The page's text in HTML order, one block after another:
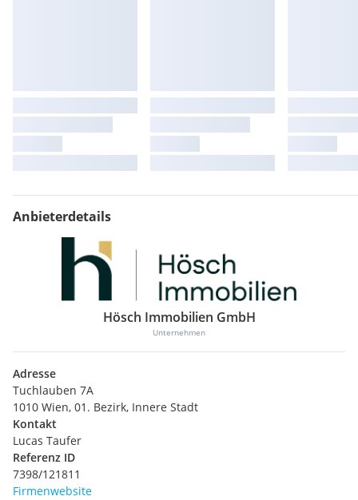
Anbieterdetails
Hösch Immobilien GmbH
Unternehmen
Adresse
Tuchlauben 7A
1010 Wien, 01. Bezirk, Innere Stadt
Kontakt
Lucas Taufer
Referenz ID
7398/121811
Firmenwebsite